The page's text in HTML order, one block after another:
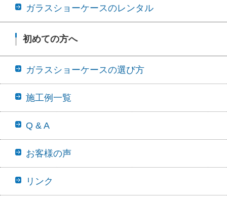
ガラスショーケースのレンタル
初めての方へ
ガラスショーケースの選び方
施工例一覧
Q & A
お客様の声
リンク